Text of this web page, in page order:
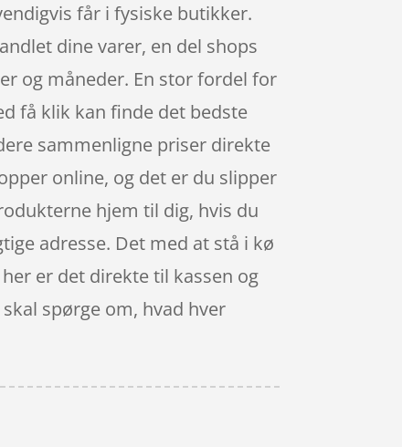
får i fysiske butikker.
dine varer, en del shops
og måneder. En stor fordel for
få klik kan finde det bedste
sammenligne priser direkte
online, og det er du slipper
hjem til dig, hvis du
adresse. Det med at stå i kø
er det direkte til kassen og
spørge om, hvad hver